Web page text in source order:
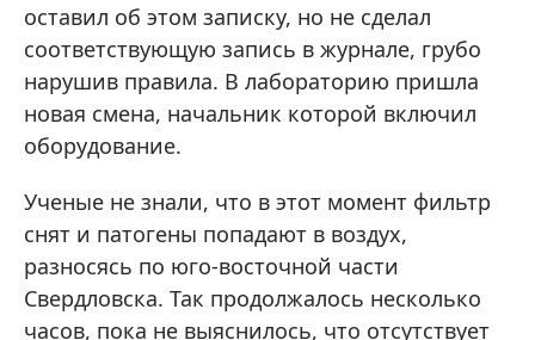
оставил об этом записку, но не сделал
соответствующую запись в журнале, грубо
нарушив правила. В лабораторию пришла
новая смена, начальник которой включил
оборудование.
Ученые не знали, что в этот момент фильтр
снят и патогены попадают в воздух,
разносясь по юго-восточной части
Свердловска. Так продолжалось несколько
часов, пока не выяснилось, что отсутствует